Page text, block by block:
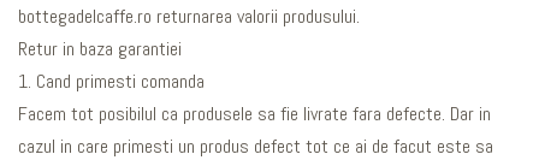
bottegadelcaffe.ro returnarea valorii produsului.
Retur in baza garantiei
1. Cand primesti comanda
Facem tot posibilul ca produsele sa fie livrate fara defecte. Dar in
cazul in care primesti un produs defect tot ce ai de facut este sa